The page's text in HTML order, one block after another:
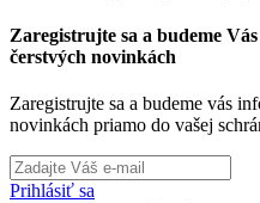
Zaregistrujte sa a budeme
čerstvých novinkách
Zaregistrujte sa a budeme vás
novinkách priamo do vašej
Prihlásiť sa